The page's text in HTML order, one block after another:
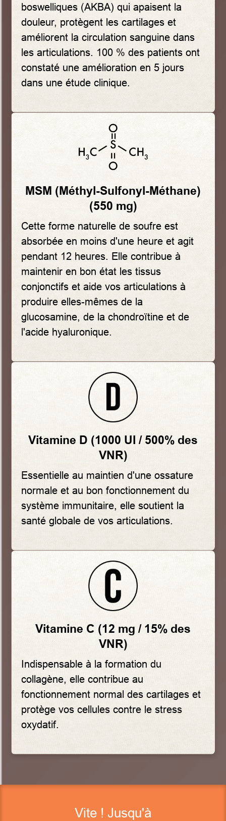
boswelliques (AKBA) qui apaisent la
douleur, protègent les cartilages et
améliorent la circulation sanguine dans
les articulations. 100 % des patients ont
constaté une amélioration en 5 jours
dans une étude clinique.
MSM (Méthyl-Sulfonyl-Méthane)
(550 mg)
Cette forme naturelle de soufre est
absorbée en moins d'une heure et agit
pendant 12 heures. Elle contribue à
maintenir en bon état les tissus
conjonctifs et aide vos articulations à
produire elles-mêmes de la
glucosamine, de la chondroïtine et de
l'acide hyaluronique.
Vitamine D (1000 UI / 500% des
VNR)
Essentielle au maintien d'une ossature
normale et au bon fonctionnement du
système immunitaire, elle soutient la
santé globale de vos articulations.
Vitamine C (12 mg / 15% des
VNR)
Indispensable à la formation du
collagène, elle contribue au
fonctionnement normal des cartilages et
protège vos cellules contre le stress
oxydatif.
Vite ! Jusqu'à